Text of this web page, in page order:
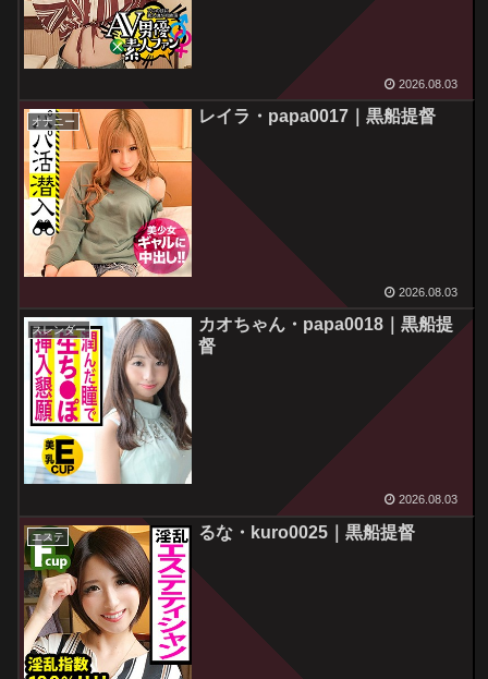
2026.08.03
オナニー レイラ・papa0017｜黒船提督
2026.08.03
スレンダー
カオちゃん・papa0018｜黒船提
督
2026.08.03
エステ るな・kuro0025｜黒船提督